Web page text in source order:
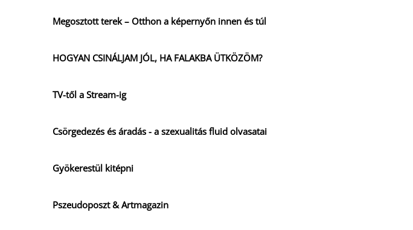
Megosztott terek – Otthon a képernyőn innen és túl
HOGYAN CSINÁLJAM JÓL, HA FALAKBA ÜTKÖZÖM?
TV-től a Stream-ig
Csörgedezés és áradás - a szexualitás fluid olvasatai
Gyökerestül kitépni
Pszeudoposzt & Artmagazin